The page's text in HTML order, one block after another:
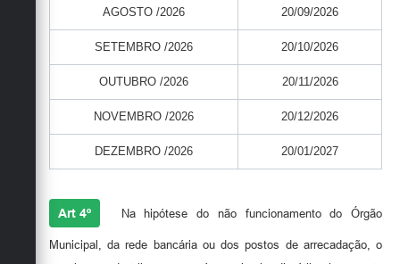
AGOSTO /2026 20/09/2026
SETEMBRO /2026 20/10/2026
OUTUBRO /2026 20/11/2026
NOVEMBRO /2026 20/12/2026
DEZEMBRO /2026 20/01/2027
Art 4º Na hipótese do não funcionamento do Órgão
Municipal, da rede bancária ou dos postos de arrecadação, o